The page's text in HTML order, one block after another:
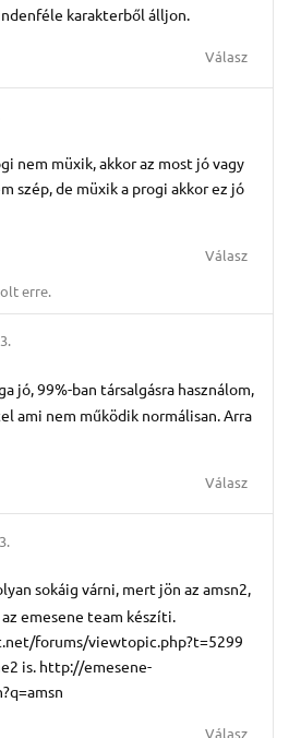
karakterből álljon.
Válasz
nem müxik, akkor az most jó vagy
szép, de müxik a progi akkor ez jó
Válasz
erre.
jó, 99%-ban társalgásra használom,
ami nem működik normálisan. Arra
Válasz
sokáig várni, mert jön az amsn2,
emesene team készíti.
forums/viewtopic.php?t=5299
is. http://emesene-
Válasz